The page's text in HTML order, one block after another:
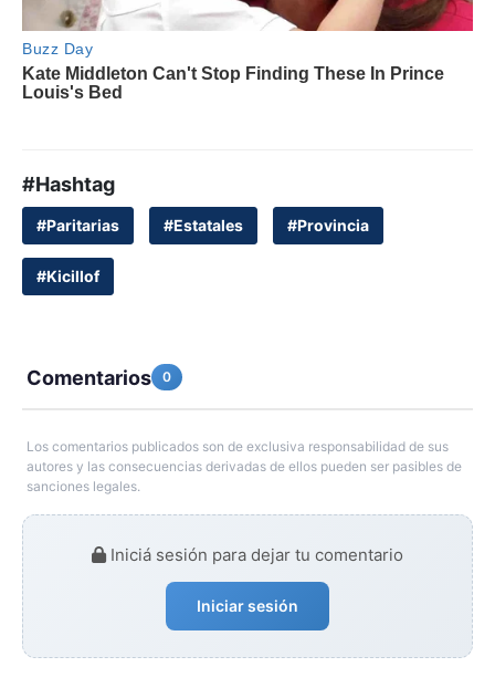
#Hashtag
#Paritarias #Estatales #Provincia
#Kicillof
Comentarios 0
Los comentarios publicados son de exclusiva responsabilidad de sus
autores y las consecuencias derivadas de ellos pueden ser pasibles de
sanciones legales.
Iniciá sesión para dejar tu comentario
Iniciar sesión